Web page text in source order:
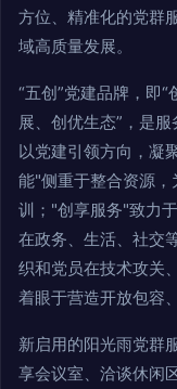
方位、精准化的党群
域高质量发展。
“五创”党建品牌，即
展、创优生态”，是
以党建引领方向，凝
能"侧重于整合资源
训；"创享服务"致力
在政务、生活、社交
织和党员在技术攻关
着眼于营造开放包容
新启用的阳光雨党群
享会议室、洽谈休闲